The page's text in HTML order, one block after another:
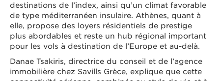
destinations de l’index, ainsi qu’un climat favorable
de type méditerranéen insulaire. Athènes, quant à
elle, propose des loyers résidentiels de prestige
plus abordables et reste un hub régional important
pour les vols à destination de l’Europe et au-delà.
Danae Tsakiris, directrice du conseil et de l’agence
immobilière chez Savills Grèce, explique que cette